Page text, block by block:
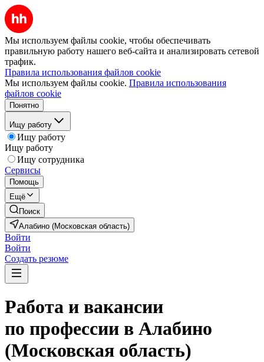
Мы используем файлы cookie, чтобы обеспечивать
правильную работу нашего веб-сайта и анализировать сетевой
трафик.
Правила использования файлов cookie
Мы используем файлы cookie. Правила использования
файлов cookie
Понятно
Ищу работу
Ищу работу
Ищу работу
Ищу сотрудника
Сервисы
Помощь
Ещё
Поиск
Алабино (Московская область)
Войти
Войти
Создать резюме
Работа и вакансии
по профессии в Алабино
(Московская область)